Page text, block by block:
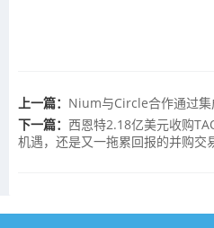
上一篇： Nium与Circle合作通过集
下一篇： 西恩特2.18亿美元收购
机遇，还是又一拖累回报的并购交